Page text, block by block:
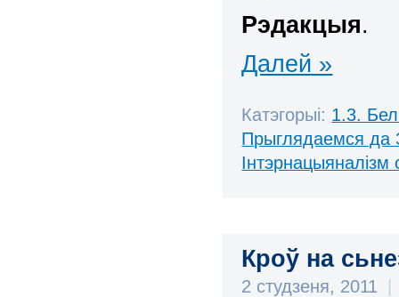
Рэдакцыя.
Далей »
Катэгорыі: 1.3.
Прыглядаемся да
Інтэрнацыяналізм
Кроў на
2 студзеня, 2011 |